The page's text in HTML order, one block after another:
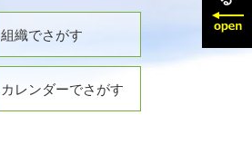
組織でさがす
カレンダーでさがす